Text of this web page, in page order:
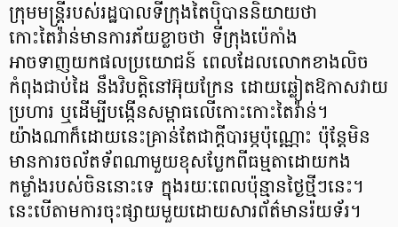
ក្រុមមន្ត្រីរបស់រដ្ឋបាលទីក្រុងតៃប៉ិបាននិយាយថា
កោះតៃវ៉ាន់មានការភ័យខ្លាចថា ទីក្រុងប៉េកាំង
អាចទាញយកផលប្រយោជន៍ ពេលដែលលោកខាងលិច
កំពុងជាប់ដៃ នឹងវិបត្តិនៅអ៊ុយក្រែន ដោយឆ្លៀតឱកាសវាយ
ប្រហារ ឬដើម្បីបង្កើនសម្ពាធលើកោះកោះតៃវ៉ាន់។
យ៉ាងណាក៏ដោយនេះគ្រាន់តែជាក្តីបារម្ភប៉ុណ្ណោះ ប៉ុន្តែមិន
មានការចល័តទ័ពណាមួយខុសប្លែកពីធម្មតាដោយកង
កម្លាំងរបស់ចិននោះទេ ក្នុងរយៈពេលប៉ុន្មានថ្ងៃថ្មីៗនេះ។
នេះបើតាមការចុះផ្សាយមួយដោយសារព័ត៌មានរ៉យទ័រ។